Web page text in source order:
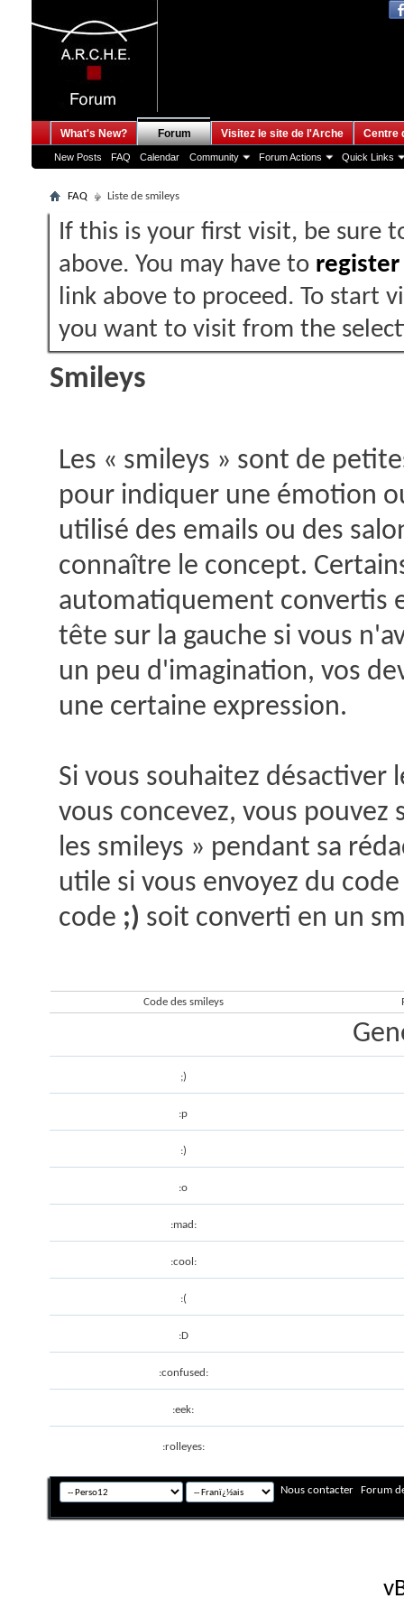
What's New? Forum
New Posts FAQ Calendar Community Forum Actions Quick Links
Visitez le site de l'Arche Centre
FAQ Liste de smileys
If this is your first visit, be sure
above. You may have to register
link above to proceed. To start
you want to visit from the
Smileys
Les « smileys » sont de
pour indiquer une émotion
utilisé des emails ou des
connaître le concept.
automatiquement convertis
tête sur la gauche si vous
un peu d'imagination, vos
une certaine expression.
Si vous souhaitez désactiver
vous concevez, vous
les smileys » pendant sa
utile si vous envoyez du
code ;) soit converti en un
Code des smileys
;)
:p
:)
:o
:mad:
:cool:
:(
:D
:confused:
:eek:
:rolleyes:
Nous contacter Forum